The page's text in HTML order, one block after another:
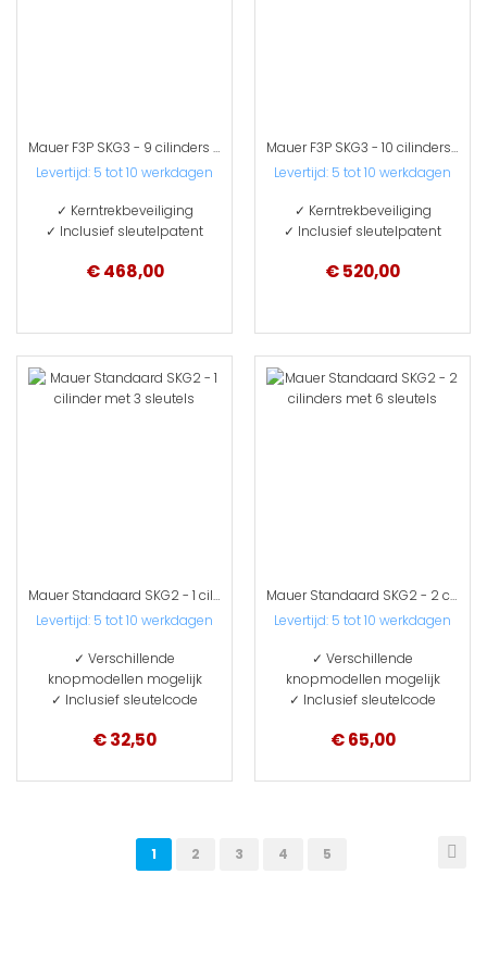
Mauer F3P SKG3 - 9 cilinders met 27 sleutels
Levertijd: 5 tot 10 werkdagen
✓ Kerntrekbeveiliging
✓ Inclusief sleutelpatent
€ 468,00
Mauer F3P SKG3 - 10 cilinders met 30 sleutels
Levertijd: 5 tot 10 werkdagen
✓ Kerntrekbeveiliging
✓ Inclusief sleutelpatent
€ 520,00
Mauer Standaard SKG2 - 1 cilinder met 3 sleutels
Levertijd: 5 tot 10 werkdagen
✓ Verschillende
knopmodellen mogelijk
✓ Inclusief sleutelcode
€ 32,50
Mauer Standaard SKG2 - 2 cilinders met 6 sleutels
Levertijd: 5 tot 10 werkdagen
✓ Verschillende
knopmodellen mogelijk
✓ Inclusief sleutelcode
€ 65,00
Pagina
U
1 Pagina
2 Pagina
3 Pagina
4 Pagina
5